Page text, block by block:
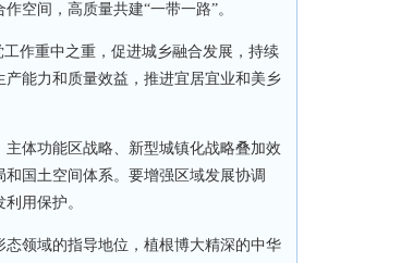
空间，高质量共建“一带一路”。
作重中之重，促进城乡融合发展，持续
能力和质量效益，推进宜居宜业和美乡
体功能区战略、新型城镇化战略叠加效
国土空间体系。要增强区域发展协调
用保护。
领域的指导地位，植根博大精深的中华